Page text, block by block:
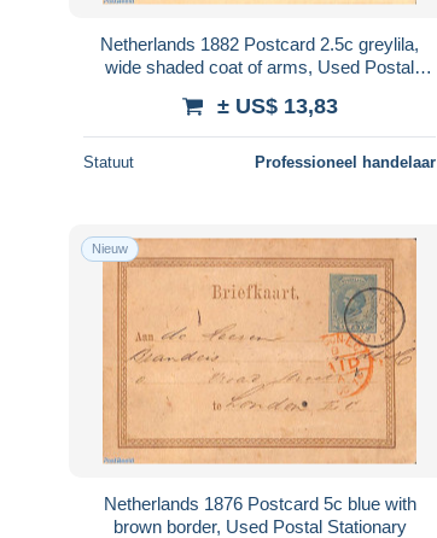
Netherlands 1882 Postcard 2.5c greylila,
wide shaded coat of arms, Used Postal
± US$ 13,83
Statuut Professioneel handelaar
Nieuw
Netherlands 1876 Postcard 5c blue with
brown border, Used Postal Stationary